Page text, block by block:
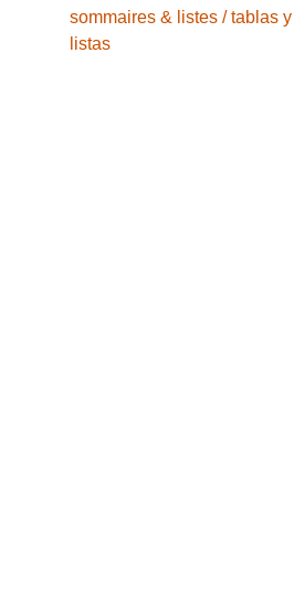
sommaires & listes / tablas y
listas